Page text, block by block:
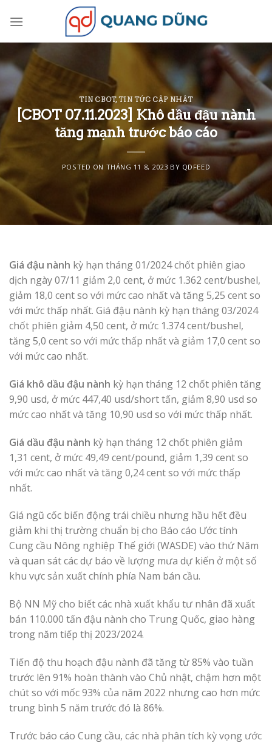
TIN CBOT,TIN TỨC CẬP NHẬT
[CBOT 07.11.2023] Khô dầu đậu nành
tăng mạnh trước báo cáo
POSTED ON THÁNG 11 8, 2023 BY QDFEED
Giá đậu nành kỳ hạn tháng 01/2024 chốt phiên giao
dịch ngày 07/11 giảm 2,0 cent, ở mức 1.362 cent/bushel,
giảm 18,0 cent so với mức cao nhất và tăng 5,25 cent so
với mức thấp nhất. Giá đậu nành kỳ hạn tháng 03/2024
chốt phiên giảm 4,50 cent, ở mức 1.374 cent/bushel,
tăng 5,0 cent so với mức thấp nhất và giảm 17,0 cent so
với mức cao nhất.
Giá khô dầu đậu nành kỳ hạn tháng 12 chốt phiên tăng
9,90 usd, ở mức 447,40 usd/short tấn, giảm 8,90 usd so
mức cao nhất và tăng 10,90 usd so với mức thấp nhất.
Giá dầu đậu nành kỳ hạn tháng 12 chốt phiên giảm
1,31 cent, ở mức 49,49 cent/pound, giảm 1,39 cent so
với mức cao nhất và tăng 0,24 cent so với mức thấp
nhất.
Giá ngũ cốc biến động trái chiều nhưng hầu hết đều
giảm khi thị trường chuẩn bị cho Báo cáo Ước tính
Cung cầu Nông nghiệp Thế giới (WASDE) vào thứ Năm
và quan sát các dự báo về lượng mưa dự kiến ở một số
khu vực sản xuất chính phía Nam bán cầu.
Bộ NN Mỹ cho biết các nhà xuất khẩu tư nhân đã xuất
bán 110.000 tấn đậu nành cho Trung Quốc, giao hàng
trong năm tiếp thị 2023/2024.
Tiến độ thu hoạch đậu nành đã tăng từ 85% vào tuần
trước lên 91% hoàn thành vào Chủ nhật, chậm hơn một
chút so với mốc 93% của năm 2022 nhưng cao hơn mức
trung bình 5 năm trước đó là 86%.
Trước báo cáo Cung cầu, các nhà phân tích kỳ vọng ước